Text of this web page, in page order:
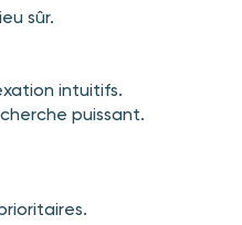
sûr.
intuitifs.
puissant.